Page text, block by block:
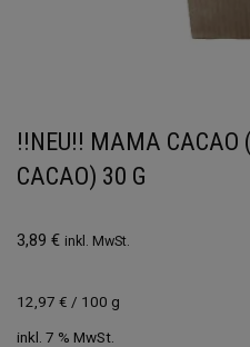
!!NEU!! MAMA CACAO
CACAO) 30 G
3,89 € inkl. MwSt.
12,97 € / 100 g
inkl. 7 % MwSt.